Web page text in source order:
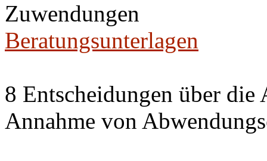
Zuwendungen
Beratungsunterlagen
8 Entscheidungen über
Annahme von